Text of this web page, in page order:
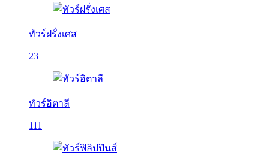
ทัวร์ฝรั่งเศส
23
ทัวร์อิตาลี
111